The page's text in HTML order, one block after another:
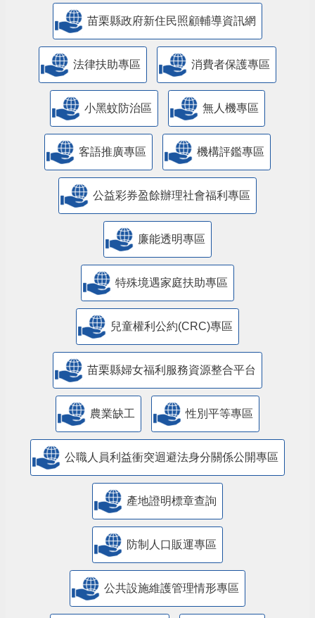
苗栗縣政府新住民照顧輔導資訊網
法律扶助專區 消費者保護專區
小黑蚊防治區 無人機專區
客語推廣專區 機構評鑑專區
公益彩券盈餘辦理社會福利專區
廉能透明專區
特殊境遇家庭扶助專區
兒童權利公約(CRC)專區
苗栗縣婦女福利服務資源整合平台
農業缺工 性別平等專區
公職人員利益衝突迴避法身分關係公開專區
產地證明標章查詢
防制人口販運專區
​公共設施維護管理情形專區